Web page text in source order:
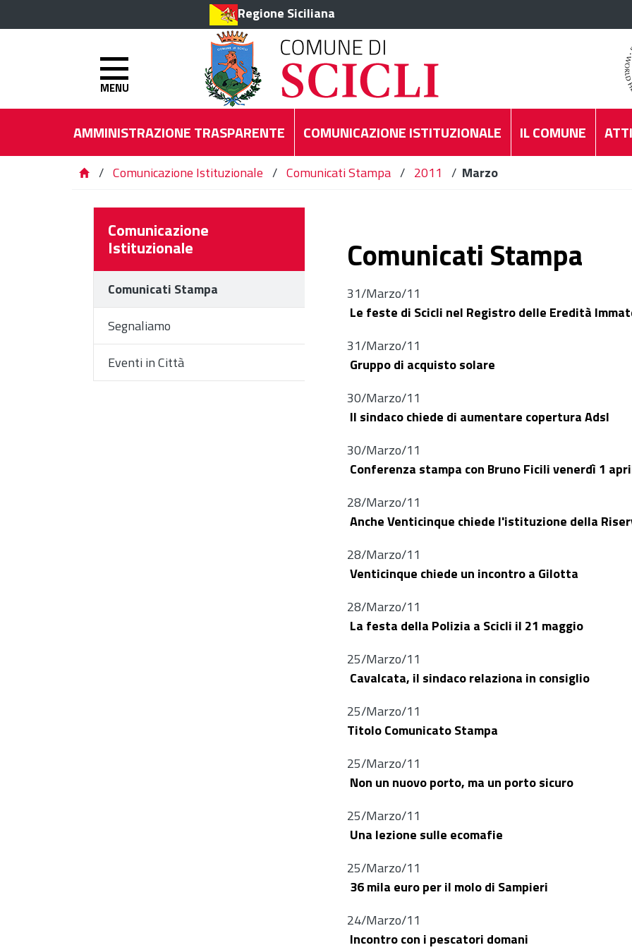
Regione Siciliana
MENU
AMMINISTRAZIONE TRASPARENTE COMUNICAZIONE ISTITUZIONALE IL COMUNE
/ Comunicazione Istituzionale / Comunicati Stampa / 2011 / Marzo
Comunicazione
Istituzionale
Comunicati Stampa
Segnaliamo
Eventi in Città
Comunicati Stampa
31/Marzo/11
Le feste di Scicli nel Registro delle Eredità
31/Marzo/11
Gruppo di acquisto solare
30/Marzo/11
Il sindaco chiede di aumentare copertura Adsl
30/Marzo/11
Conferenza stampa con Bruno Ficili venerdì 1
28/Marzo/11
Anche Venticinque chiede l'istituzione della
28/Marzo/11
Venticinque chiede un incontro a Gilotta
28/Marzo/11
La festa della Polizia a Scicli il 21 maggio
25/Marzo/11
Cavalcata, il sindaco relaziona in consiglio
25/Marzo/11
Titolo Comunicato Stampa
25/Marzo/11
Non un nuovo porto, ma un porto sicuro
25/Marzo/11
Una lezione sulle ecomafie
25/Marzo/11
36 mila euro per il molo di Sampieri
24/Marzo/11
Incontro con i pescatori domani